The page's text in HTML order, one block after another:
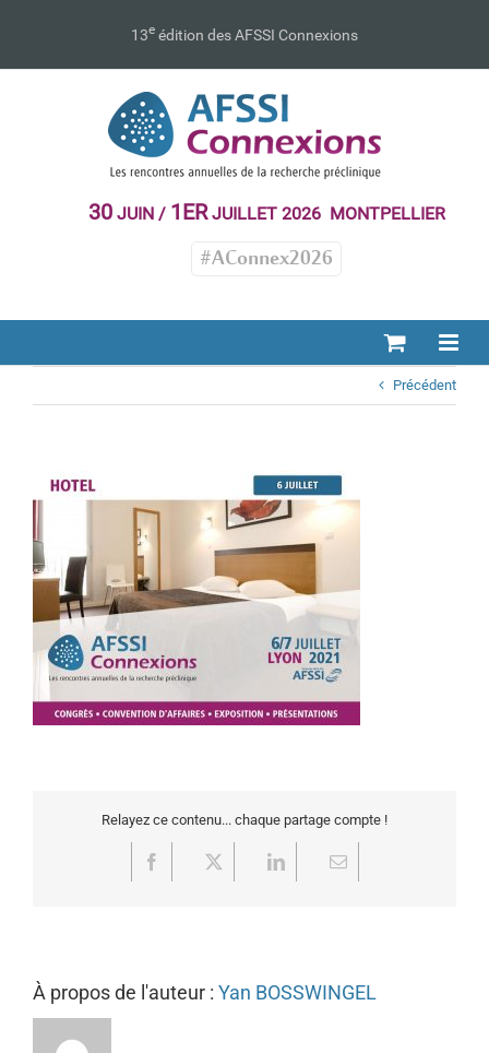
13e édition des AFSSI Connexions
30JUIN / 1ERJUILLET 2026 MONTPELLIER
#AConnex2026
Précédent
Relayez ce contenu... chaque partage compte !
Facebook LinkedInEmail
À propos de l'auteur : Yan BOSSWINGEL